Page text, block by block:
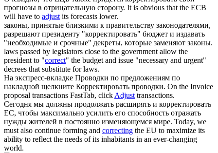
прогнозы в отрицательную сторону. It is obvious that the ECB
will have to adjustits forecasts lower.
законы, принятые близкими к правительству законодателями,
разрешают президенту "корректировать" бюджет и издавать
"необходимые и срочные" декреты, которые заменяют законы.
laws passed by legislators close to the government allow the
president to "correct" the budget and issue "necessary and urgent"
decrees that substitute for laws.
На экспресс-вкладке Проводки по предложениям по
накладной щелкните Корректировать проводки. On the Invoice
proposal transactions FastTab, clickAdjusttransactions.
Сегодня мы должны продолжать расширять и корректировать
ЕС, чтобы максимально усилить его способность отражать
нужды жителей в постоянно изменяющемся мире. Today, we
must also continue forming and correcting the EU to maximize its
ability to reflect the needs of its inhabitants in an ever-changing
world.